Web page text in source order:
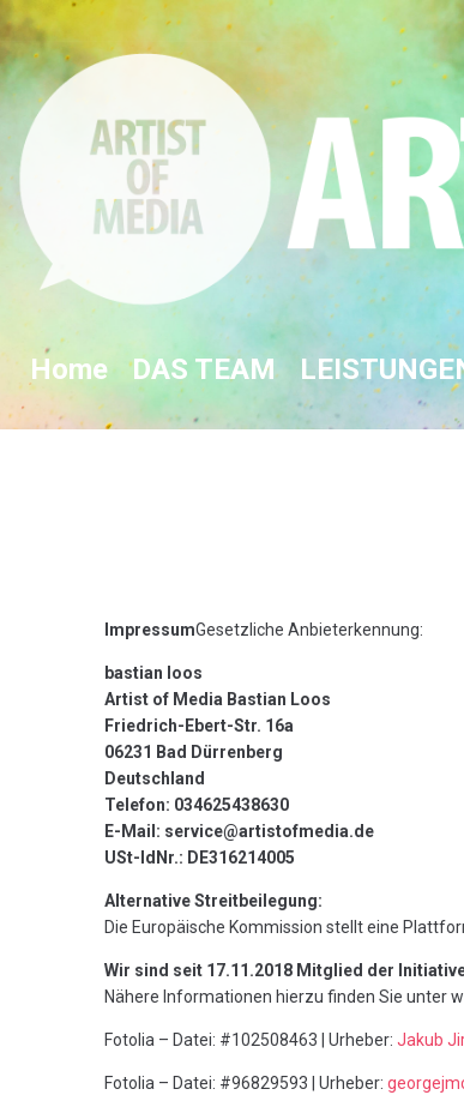
Home DAS TEAM
ImpressumGesetzliche Anbieterkennung:
bastian loos
Artist of Media Bastian Loos
Friedrich-Ebert-Str. 16a
06231 Bad Dürrenberg
Deutschland
Telefon: 034625438630
E-Mail: service@artistofmedia.de
USt-IdNr.: DE316214005
Alternative Streitbeilegung:
Die Europäische Kommission stellt eine
Wir sind seit 17.11.2018 Mitglied der
Nähere Informationen hierzu finden Sie unter
Fotolia – Datei: #102508463 | Urheber: Jakub
Fotolia – Datei: #96829593 | Urheber: